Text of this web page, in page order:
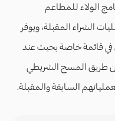
الولاء للمطاعم
الشراء المقبلة، ويوفر
في قائمة خاصة بحيث عند
طريق المسح الشريطي